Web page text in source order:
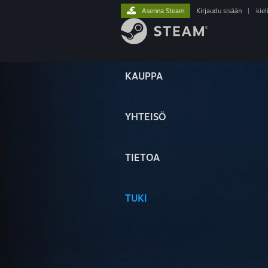
KAUPPA
YHTEISÖ
TIETOA
TUKI
Asenna Steam Kirjaudu sisään kieli